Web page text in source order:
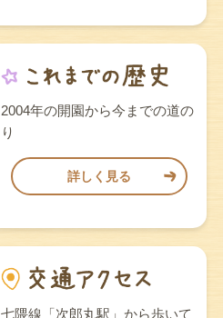
2004年の開園から今までの道の
り
詳しく見る
七隈線「次郎丸駅」から歩いて